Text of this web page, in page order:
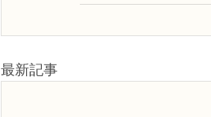
最新記事